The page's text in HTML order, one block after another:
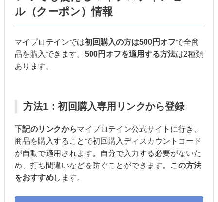
ル（クーポン）情報
マイプロテインでは初回購入の方は500円オフで全商
品を購入できます。 500円オフを適用する方法は2種類
あります。
方法1：初回購入専用リンクから登録
下記のリンクからマイプロテイン公式サイトに行き、
商品を購入することで初回購入ディスカウントコード
が自動で適用されます。自分で入力する必要がないた
め、打ち間違いなどを防ぐことができます。
この方法
をおすすめします。